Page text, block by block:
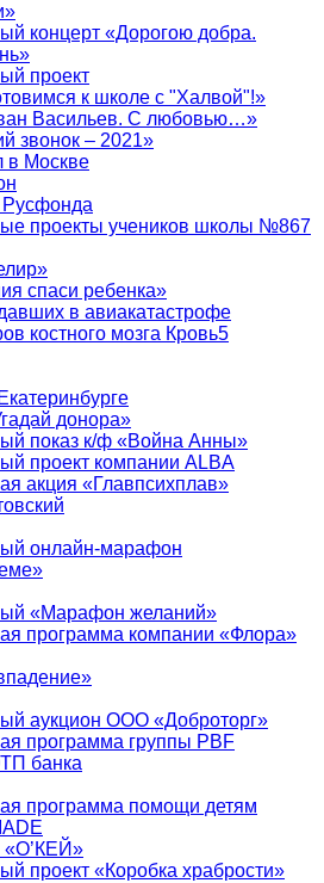
концерт «Дорогою добра.
проект
к школе с "Халвой"!»
Васильев. С любовью…»
звонок – 2021»
в Москве
проекты учеников школы №867
спаси ребенка»
в авиакатастрофе
костного мозга Кровь5
донора»
показ к/ф «Война Анны»
проект компании ALBA
акция «Главпсихплав»
онлайн‑марафон
«Марафон желаний»
программа компании «Флора»
аукцион ООО «Доброторг»
программа группы PBF
банка
программа помощи детям
«О’КЕЙ»
проект «Коробка храбрости»